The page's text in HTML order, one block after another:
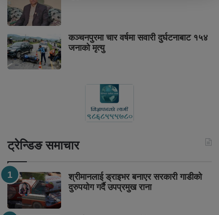
कञ्चनपुरमा चार वर्षमा सवारी दुर्घटनाबाट १५४
जनाको मृत्यु
ट्रेन्डिङ समाचार
श्रीमानलाई ड्राइभर बनाएर सरकारी गाडीको
दुरुपयोग गर्दै उपप्रमुख राना